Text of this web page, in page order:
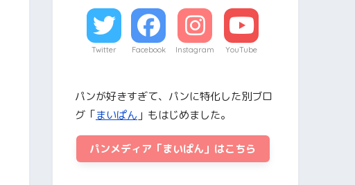
Twitter Facebook Instagram YouTube
パンが好きすぎて、パンに特化した別ブロ
グ「まいぱん 」もはじめました。
パンメディア「まいぱん」はこちら